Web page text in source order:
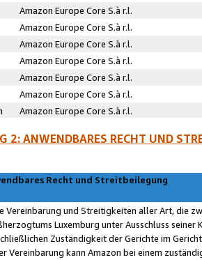
Amazon Europe Core S.à r.l.
Amazon Europe Core S.à r.l.
Amazon Europe Core S.à r.l.
Amazon Europe Core S.à r.l.
Amazon Europe Core S.à r.l.
Amazon Europe Core S.à r.l.
Amazon Europe Core S.à r.l.
2: ANWENDBARES RECHT UND
Recht und Streitbeilegung
Vereinbarung und Streitigkeiten aller Art, die
Luxemburg unter Ausschluss
Zuständigkeit der Gerichte im
Vereinbarung kann Amazon bei einem